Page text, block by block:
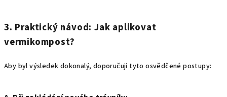
3. Praktický návod: Jak aplikovat
vermikompost?
Aby byl výsledek dokonalý, doporučuji tyto osvědčené postupy: